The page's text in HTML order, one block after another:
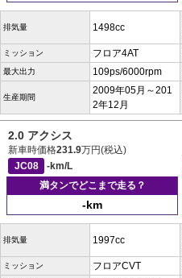
排気量 1498cc
ミッション フロア4AT
最大出力 109ps/6000rpm
生産期間
2009年05月～201
2年12月
2.0 アクシス
新車時価格231.9万円(税込)
JC08
-km/L
満タンでどこまで走る？
-km
排気量 1997cc
ミッション フロアCVT